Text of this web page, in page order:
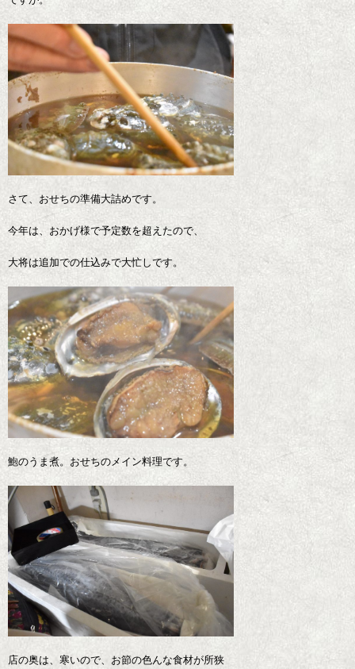
さて、おせちの準備大詰めです。
今年は、おかげ様で予定数を超えたので、
大将は追加での仕込みで大忙しです。
鮑のうま煮。おせちのメイン料理です。
店の奥は、寒いので、お節の色んな食材が所狭